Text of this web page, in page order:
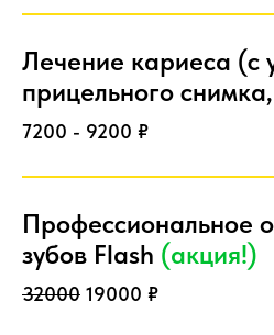
Лечение кариеса (с
прицельного
7200 - 9200 ₽
Профессиональное
зубов Flash (акция!)
32000 19000 ₽